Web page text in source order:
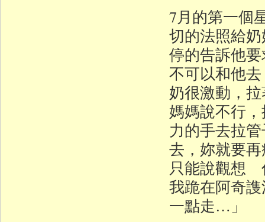
7月的第一個
切的法照給
停的告訴他
不可以和他
奶很激動，
媽媽說不行
力的手去拉
去，妳就要
只能說觀想
我跪在阿奇
一點走…」